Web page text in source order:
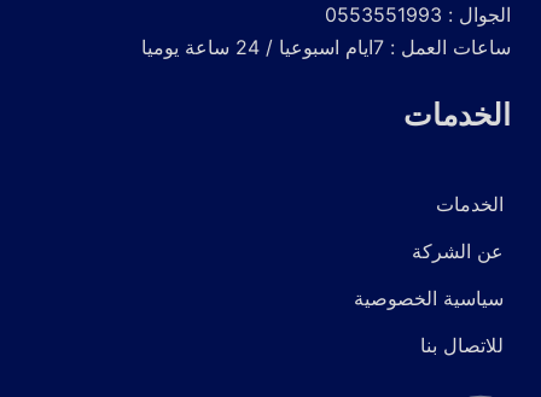
الجوال : 0553551993
ساعات العمل : 7ايام اسبوعيا / 24 ساعة يوميا
الخدمات
الخدمات
عن الشركة
سياسية الخصوصية
للاتصال بنا